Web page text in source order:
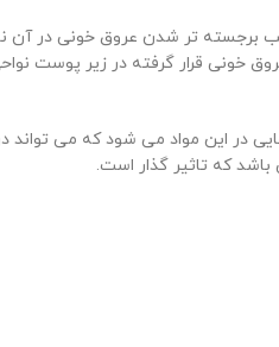
برجسته تر شدن عروق خونی در
خونی قرار گرفته در زیر پوست
هایی در این مواد می شود که
که تاثیر گذار است.